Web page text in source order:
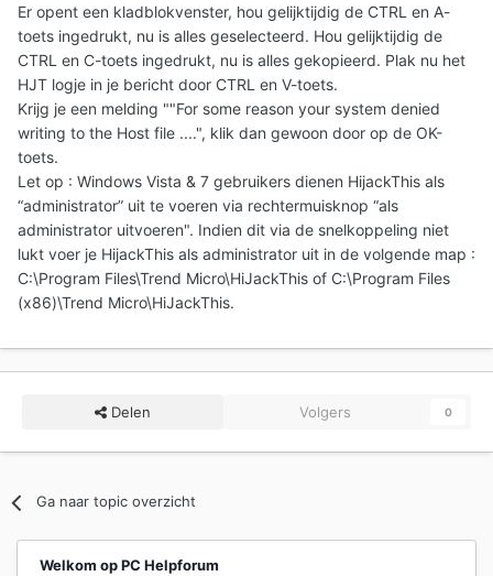
Er opent een kladblokvenster, hou gelijktijdig de CTRL en A-
toets ingedrukt, nu is alles geselecteerd. Hou gelijktijdig de
CTRL en C-toets ingedrukt, nu is alles gekopieerd. Plak nu het
HJT logje in je bericht door CTRL en V-toets.
Krijg je een melding ""For some reason your system denied
writing to the Host file ....", klik dan gewoon door op de OK-
toets.
Let op : Windows Vista & 7 gebruikers dienen HijackThis als
“administrator” uit te voeren via rechtermuisknop “als
administrator uitvoeren". Indien dit via de snelkoppeling niet
lukt voer je HijackThis als administrator uit in de volgende map :
C:\Program Files\Trend Micro\HiJackThis of C:\Program Files
(x86)\Trend Micro\HiJackThis.
Delen Volgers 0
Ga naar topic overzicht
Welkom op PC Helpforum